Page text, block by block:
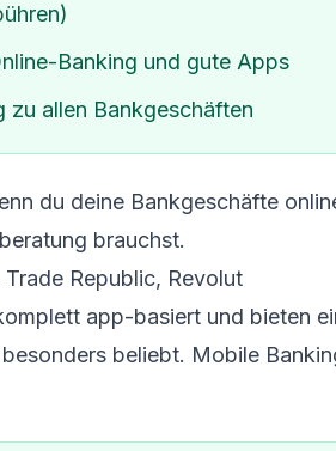
Banking und gute Apps
zu allen Bankgeschäften
du deine Bankgeschäfte
brauchst.
Republic, Revolut
app-basiert und bieten
beliebt. Mobile